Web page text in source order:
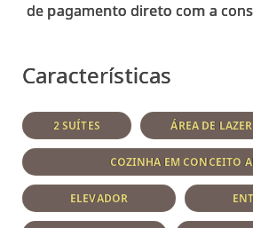
de pagamento direto com a
Características
2 SUÍTES ÁREA DE LAZER
COZINHA EM CONCEITO
ELEVADOR